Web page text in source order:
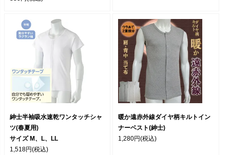
紳士半袖吸水速乾ワンタッチシャ
ツ(春夏用)
サイズ M、L、LL
1,518円(税込)
暖か遠赤外線ダイヤ柄キルトイン
ナーベスト(紳士)
1,280円(税込)